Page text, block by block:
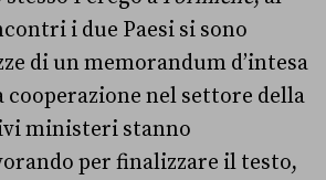
i due Paesi si sono
di un memorandum d’intesa
nel settore della
ministeri stanno
per finalizzare il testo,